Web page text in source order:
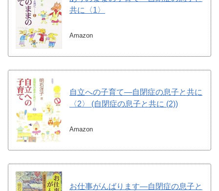
共に〈1〉
Amazon
自立への子育て―自閉症の息子と共に
〈2〉 (自閉症の息子と共に (2))
Amazon
お仕事がんばります―自閉症の息子と